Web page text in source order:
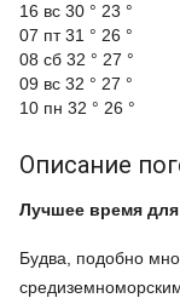
16 вс 30 ° 23 °
07 пт31 ° 26 °
08 сб 32 ° 27 °
09 вс 32 ° 27 °
10 пн 32 ° 26 °
Описание
Лучшее время
Будва, подобно